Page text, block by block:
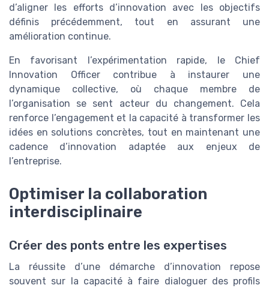
d’aligner les efforts d’innovation avec les objectifs
définis précédemment, tout en assurant une
amélioration continue.
En favorisant l’expérimentation rapide, le Chief
Innovation Officer contribue à instaurer une
dynamique collective, où chaque membre de
l’organisation se sent acteur du changement. Cela
renforce l’engagement et la capacité à transformer les
idées en solutions concrètes, tout en maintenant une
cadence d’innovation adaptée aux enjeux de
l’entreprise.
Optimiser la collaboration
interdisciplinaire
Créer des ponts entre les expertises
La réussite d’une démarche d’innovation repose
souvent sur la capacité à faire dialoguer des profils